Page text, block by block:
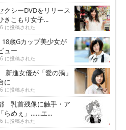
シーDVDをリリース
きこもり女子...
に投稿された
歳Gカップ美少女が
ュー
に投稿された
進女優が「愛の渦」
に
に投稿された
乳首残像に触手・ア
らめぇ」……エ...
に投稿された